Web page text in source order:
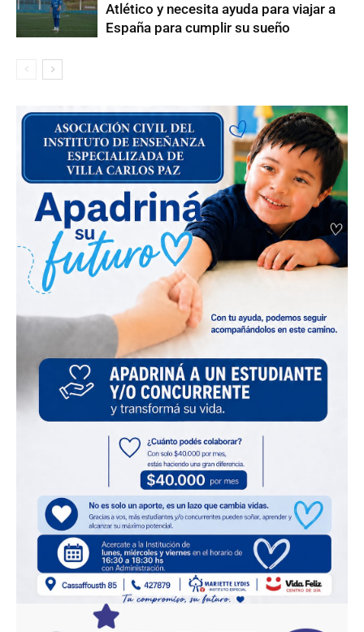
Atlético y necesita ayuda para viajar a
España para cumplir su sueño